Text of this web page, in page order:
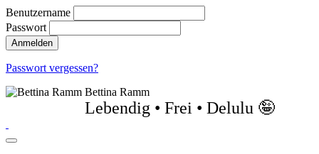
Benutzername
Passwort
Passwort vergessen?
Bettina Ramm
Lebendig • Frei • Delulu 🤪